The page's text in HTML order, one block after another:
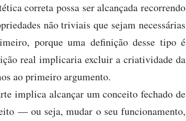
correta possa ser alcançada recorrendo
não triviais que sejam necessárias
porque uma definição desse tipo é
real implicaria excluir a criatividade da
ao primeiro argumento.
implica alcançar um conceito fechado de
— ou seja, mudar o seu funcionamento,